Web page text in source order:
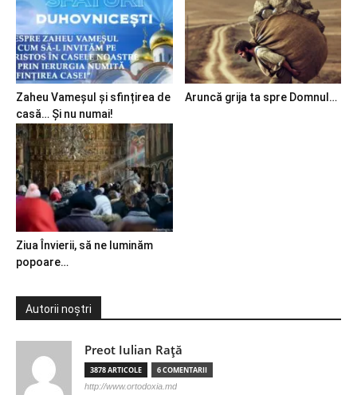
Zaheu Vameșul și sfințirea de
casă… Și nu numai!
Aruncă grija ta spre Domnul…
Ziua Învierii, să ne luminăm
popoare…
Autorii noștri
Preot Iulian Raţă
3878 ARTICOLE 6 COMENTARII
http://www.ortodoxia.md